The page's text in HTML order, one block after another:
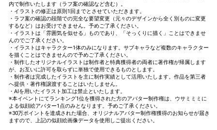
内で制作いたします（ラフ案の確認など含む）。
・イラストの修正は原則1回までとさせていただきます。
・ラフ案の確認の段階での完全な要望変更（元々のデザインから全く別ものに変更
するなど）はお受けできません。予めご了承ください。
・イラストは「雰囲気を似せる」ものであり、「そっくりに描く」ことはできませ
んのでご了承ください。
・イラストはキャラクター1体のみになります。サブキャラなど複数のキャラクター
を描くことはできませんので予めご了承ください。
・制作したオリジナルイラストは制作者と特典獲得者の両者に著作権が帰属します
が、お互いに許可を取らずに単独で使用できるものとします。
・制作者は完成したイラストを主に制作実績として活用いたします。作品を第三者
へ提供・著作権譲渡することはいたしません。
・AIを用いたイラスト加工は禁止といたします。
※本イベントにてランキング1位を獲得された方のアバター制作権は、ウサミミミに
よる似顔絵アバター1点のみとなります。予めご了承ください。
※30万ポイントを達成された場合、オリジナルアバター制作権獲得のお知らせが届き
ますので、上記の似顔絵画像データを使用しご提出ください。